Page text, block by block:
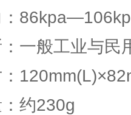
般工业与民
约230g